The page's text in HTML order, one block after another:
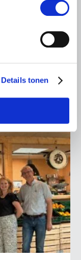
Details tonen
Jolmer de
Lees meer